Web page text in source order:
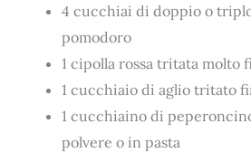
4 cucchiai di doppio o
pomodoro
1 cipolla rossa tritata molto
1 cucchiaio di aglio tritato
1 cucchiaino di
polvere o in pasta